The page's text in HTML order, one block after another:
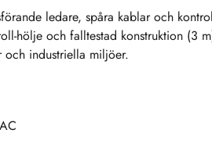
ledare, spåra kablar och
hölje och falltestad konstruktion (3
och industriella miljöer.